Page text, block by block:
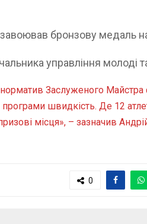
бронзову медаль на
управління
Заслуженого Майстра
швидкість. Де 12
місця», – зазначив
0